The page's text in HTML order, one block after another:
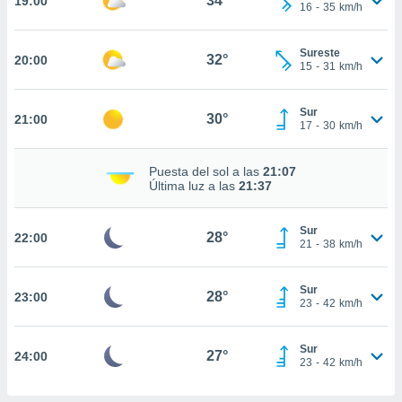
sean
se
web a
16 - 35 km/h
20:00 32°
Sureste
15 - 31 km/h
21:00 30°
Sur
17 - 30 km/h
Puesta del sol a las 21:07
Última luz a las 21:37
22:00 28°
Sur
21 - 38 km/h
23:00 28°
Sur
23 - 42 km/h
24:00 27°
Sur
23 - 42 km/h